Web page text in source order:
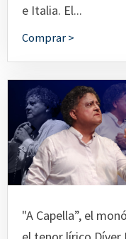
e Italia. El...
Comprar >
"A Capella”, el